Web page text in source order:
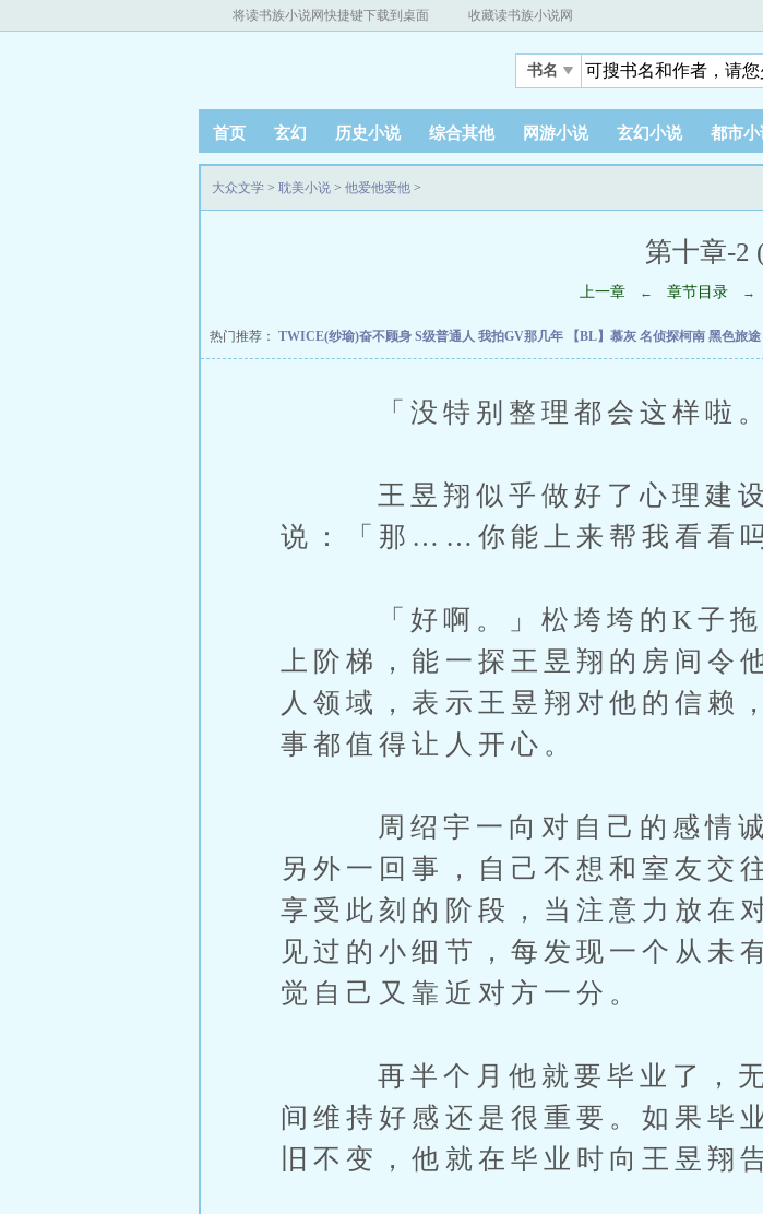
将读书族小说网快捷键下载到桌面 收藏读书族小说网
书名
首页 玄幻 历史小说 综合其他 网游小说 玄幻小说 都市小
大众文学 > 耽美小说 > 他爱他爱他 >
第十章-2
上一章 ← 章节目录 →
热门推荐： TWICE(纱瑜)奋不顾身 S级普通人 我拍GV那几年 【BL】慕灰 名侦探柯南 黑色旅途
「没特别整理都会这样啦。
王昱翔似乎做好了心理建设
说：「那……你能上来帮我看看吗
「好啊。」松垮垮的K子拖
上阶梯，能一探王昱翔的房间令
人领域，表示王昱翔对他的信赖
事都值得让人开心。
周绍宇一向对自己的感情诚
另外一回事，自己不想和室友交
享受此刻的阶段，当注意力放在
见过的小细节，每发现一个从未
觉自己又靠近对方一分。
再半个月他就要毕业了，无
间维持好感还是很重要。如果毕
旧不变，他就在毕业时向王昱翔